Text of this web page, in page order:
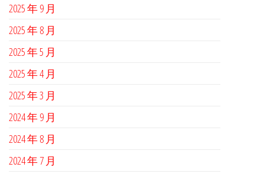
2025 年 9 月
2025 年 8 月
2025 年 5 月
2025 年 4 月
2025 年 3 月
2024 年 9 月
2024 年 8 月
2024 年 7 月